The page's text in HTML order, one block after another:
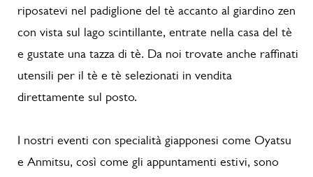
riposatevi nel padiglione del tè accanto al giardino zen
con vista sul lago scintillante, entrate nella casa del tè
e gustate una tazza di tè. Da noi trovate anche raffinati
utensili per il tè e tè selezionati in vendita
direttamente sul posto.
I nostri eventi con specialità giapponesi come Oyatsu
e Anmitsu, così come gli appuntamenti estivi, sono